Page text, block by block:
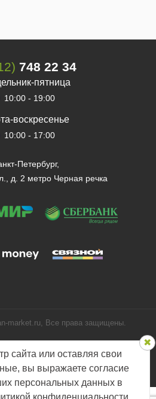
748 22 34
пятница
10:00 - 19:00
воскресенье
10:00 - 17:00
Петербург,
д. 2 метро Черная речка
market.ru, Все права защищены.
в соцсетях:
сайта или оставляя свои
вы выражаете согласие
персональных данных в
конфиденциальности